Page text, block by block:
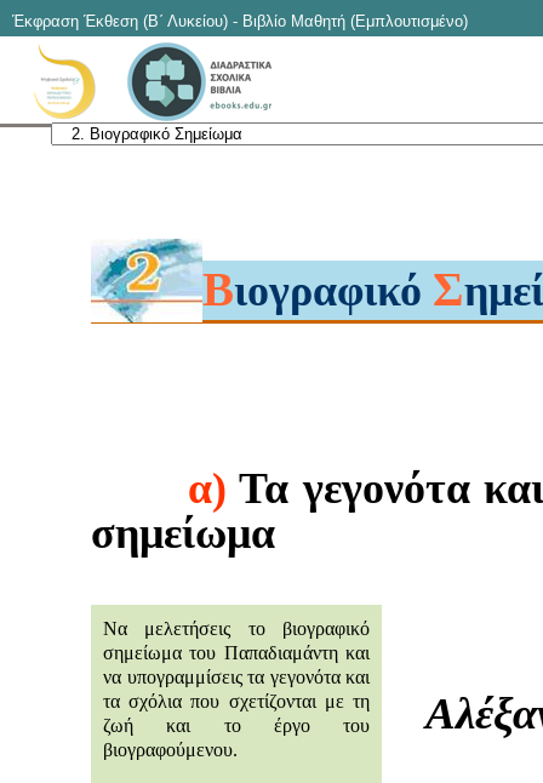
Έκφραση Έκθεση (Β΄ Λυκείου) - Βιβλίο Μαθητή (Εμπλουτισμένο)
Βιογραφικό Σ
α) Τα γεγονότα
σημείωμα
Να μελετήσεις το βιογραφικό
σημείωμα του Παπαδιαμάντη και
να υπογραμμίσεις τα γεγονότα και
τα σχόλια που σχετίζονται με τη
ζωή και το έργο του
βιογραφούμενου.